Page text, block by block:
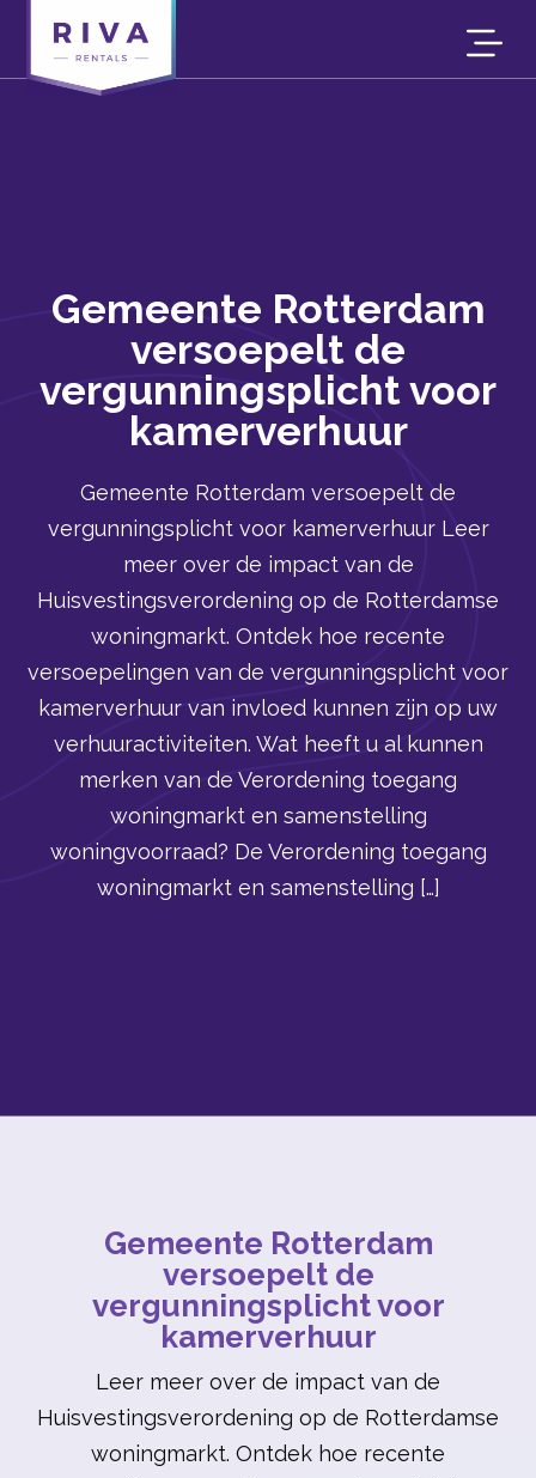
Gemeente Rotterdam
versoepelt de
vergunningsplicht voor
kamerverhuur
Gemeente Rotterdam versoepelt de
vergunningsplicht voor kamerverhuur Leer
meer over de impact van de
Huisvestingsverordening op de Rotterdamse
woningmarkt. Ontdek hoe recente
versoepelingen van de vergunningsplicht voor
kamerverhuur van invloed kunnen zijn op uw
verhuuractiviteiten. Wat heeft u al kunnen
merken van de Verordening toegang
woningmarkt en samenstelling
woningvoorraad? De Verordening toegang
woningmarkt en samenstelling […]
Gemeente Rotterdam
versoepelt de
vergunningsplicht voor
kamerverhuur
Leer meer over de impact van de
Huisvestingsverordening op de Rotterdamse
woningmarkt. Ontdek hoe recente